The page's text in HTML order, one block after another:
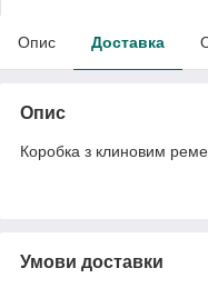
Опис Доставка
Опис
Коробка з клиновим
Умови доставки